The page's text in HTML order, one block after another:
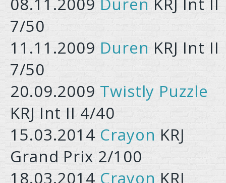
7/50
11.11.2009 Duren KRJ Int II
7/50
20.09.2009 Twistly Puzzle
KRJ Int II 4/40
15.03.2014 Crayon KRJ
Grand Prix 2/100
18.03.2014 Crayon KRJ